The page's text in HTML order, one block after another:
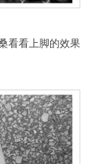
看上脚的效果